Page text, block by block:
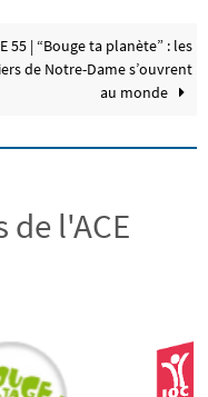
55 | “Bouge ta planète” : les
de Notre-Dame s’ouvrent
au monde
de l'ACE